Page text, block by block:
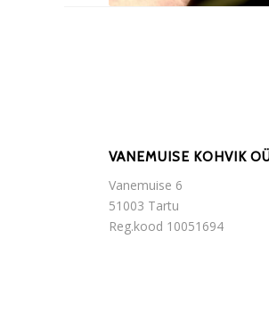
VANEMUISE KOHVIK
Vanemuise 6
51003 Tartu
Reg.kood 10051694